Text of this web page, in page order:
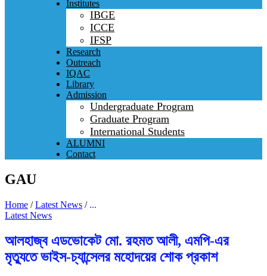
Institutes
IBGE
ICCE
IFSP
Research
Outreach
IQAC
Library
Admission
Undergraduate Program
Graduate Program
International Students
ALUMNI
Contact
GAU
Home /Latest News / ...
Latest News
আলহাজ্ব এডভোকেট মো. রহমত আলী, এমপি-এর
মৃত্যুতে ভাইস-চ্যান্সেলর মহোদয়ের শোক প্রকাশ